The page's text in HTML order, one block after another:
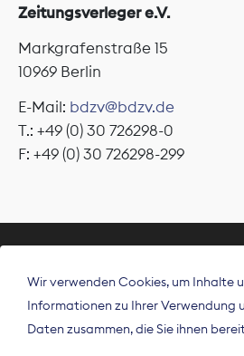
Zeitungsverleger e.V.
Markgrafenstraße 15
10969 Berlin
E-Mail: bdzv@bdzv.de
T.: +49 (0) 30 726298-0
F: +49 (0) 30 726298-299
Wir verwenden Cookies, um Inhalte
Informationen zu Ihrer Verwendung
Daten zusammen, die Sie ihnen